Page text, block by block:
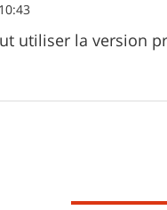
utiliser la version